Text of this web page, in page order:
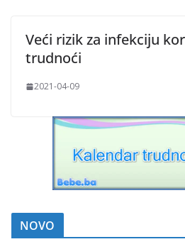
Veći rizik za infekciju
trudnoći
2021-04-09
NOVO